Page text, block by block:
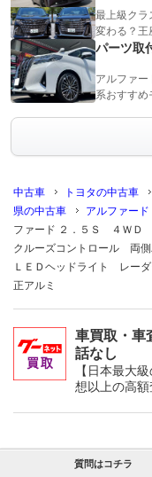
最上級クラ
変わる？
パーツ取
アルファ
系おすすめ
中古車 トヨタの中古車
県の中古車
アルファー
ファード ２．５Ｓ ４Ｗ
クルーズコントロール 両
ＬＥＤヘッドライト レー
正アルミ
車買取・
話なし
【日本最大
想以上の高額
質問はコチラ